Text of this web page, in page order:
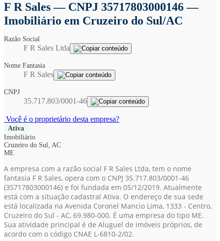
F R Sales— CNPJ 35717803000146 —
Imobiliário em Cruzeiro do Sul/AC
Razão Social
F R Sales Ltda
Nome Fantasia
F R Sales
CNPJ
35.717.803/0001-46
Você é o proprietário desta empresa?
Ativa
Imobiliário
Cruzeiro do Sul, AC
ME
A empresa com a razão social F R Sales Ltda, tem o nome
fantasia F R Sales, opera com o CNPJ 35.717.803/0001-46
(35717803000146) e foi fundada em 05/12/2019. Atualmente
está com a situação cadastral Ativa. O endereço de sua sede
está localizada na Avenida Coronel Mancio Lima, 1333 - Centro,
Cruzeiro do Sul - AC, 69.980-000. É uma empresa do tipo ME.
Sua atividade principal é de Aluguel de imóveis próprios, de
acordo com o código CNAE L-6810-2/02.